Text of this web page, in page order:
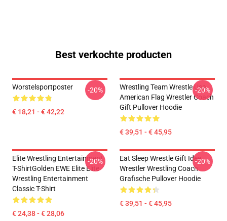
Best verkochte producten
Worstelsportposter
€ 18,21 - € 42,22
-20%
Wrestling Team Wrestle Usa
American Flag Wrestler Coach
Gift Pullover Hoodie
€ 39,51 - € 45,95
-20%
Elite Wrestling Entertainment
T-ShirtGolden EWE Elite Elite
Wrestling Entertainment
Classic T-Shirt
€ 24,38 - € 28,06
-20%
Eat Sleep Wrestle Gift Idee
Wrestler Wrestling Coach
Grafische Pullover Hoodie
€ 39,51 - € 45,95
-20%